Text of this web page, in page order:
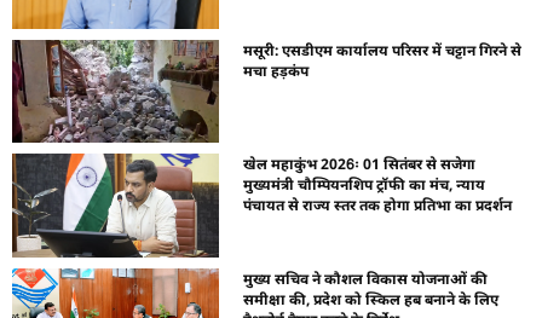
मसूरी: एसडीएम कार्यालय परिसर में चट्टान गिरने से
मचा हड़कंप
खेल महाकुंभ 2026ः 01 सितंबर से सजेगा
मुख्यमंत्री चौम्पियनशिप ट्रॉफी का मंच, न्याय
पंचायत से राज्य स्तर तक होगा प्रतिभा का प्रदर्शन
मुख्य सचिव ने कौशल विकास योजनाओं की
समीक्षा की, प्रदेश को स्किल हब बनाने के लिए